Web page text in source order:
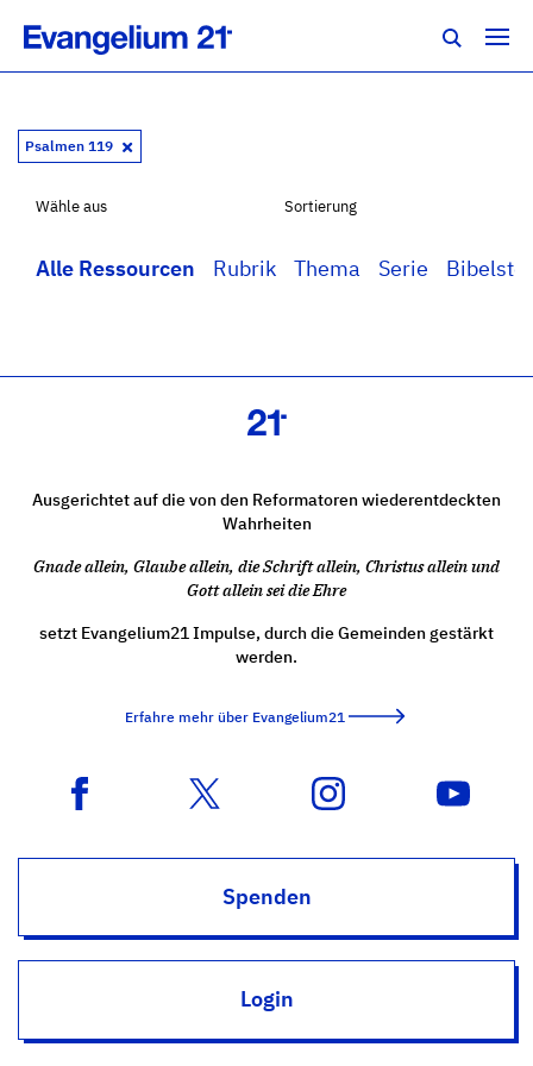
Psalmen 119
Wähle aus
Alle Ressourcen Rubrik Thema Serie
Sortierung
Ausgerichtet auf die von den Reformatoren wiederentdeckten
Wahrheiten
Gnade allein, Glaube allein, die Schrift allein, Christus allein und
Gott allein sei die Ehre
setzt Evangelium21 Impulse, durch die Gemeinden gestärkt
werden.
Erfahre mehr über Evangelium21
Spenden
Login